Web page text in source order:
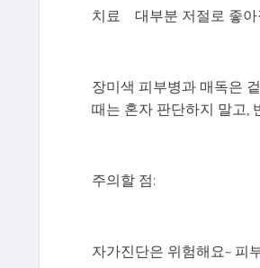
치료 대부분 저절로 좋아
장미색 피부병과 매독은
때는 혼자 판단하지 말고,
주의할 점:
자가진단은 위험해요~ 피